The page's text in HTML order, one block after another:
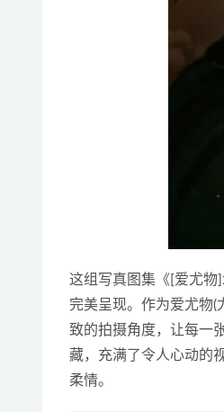
这组写真图集《[爱尤物
完美呈现。作为爱尤物(
致的拍摄角度，让每一
藏，充满了令人心动的
柔情。